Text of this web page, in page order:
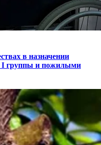
в назначении
I группы и пожилыми